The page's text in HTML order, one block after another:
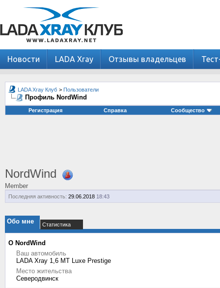
Новости LADA Xray Отзывы владельцев
LADA Xray Клуб > Пользователи
Профиль NordWind
Регистрация Справка Сообщество
NordWind
Member
Последняя активность: 29.06.2018 18:43
Обо мне Статистика
О NordWind
Ваш автомобиль
LADA Xray 1,6 MT Luxe Prestige
Место жительства
Северодвинск